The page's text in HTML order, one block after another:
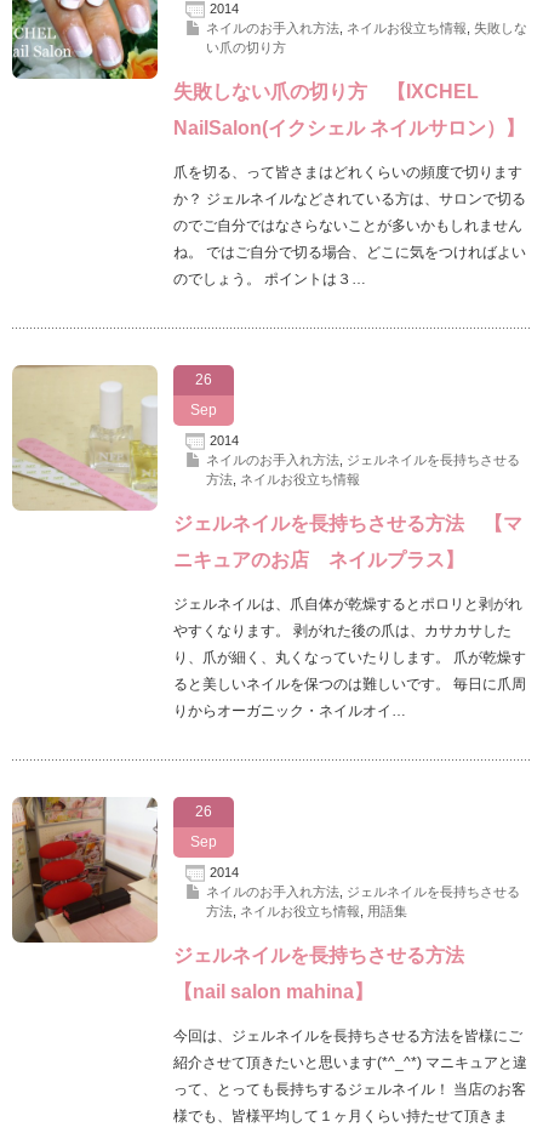
2014
ネイルのお手入れ方法, ネイルお役立ち情報
失敗しな
い爪の切り方
失敗しない爪の切り方 【IXCHEL
NailSalon(イクシェル ネイルサロン）】
爪を切る、って皆さまはどれくらいの頻度で切ります
か？ ジェルネイルなどされている方は、サロンで切る
のでご自分ではなさらないことが多いかもしれません
ね。 ではご自分で切る場合、どこに気をつければよい
のでしょう。 ポイントは３…
26
Sep
2014
ネイルのお手入れ方法, ジェルネイルを長持ちさせる
方法, ネイルお役立ち情報
ジェルネイルを長持ちさせる方法 【マ
ニキュアのお店 ネイルプラス】
ジェルネイルは、爪自体が乾燥するとポロリと剥がれ
やすくなります。 剥がれた後の爪は、カサカサした
り、爪が細く、丸くなっていたりします。 爪が乾燥す
ると美しいネイルを保つのは難しいです。 毎日に爪周
りからオーガニック・ネイルオイ…
26
Sep
2014
ネイルのお手入れ方法, ジェルネイルを長持ちさせる
方法, ネイルお役立ち情報 用語集
ジェルネイルを長持ちさせる方法
【nail salon mahina】
今回は、ジェルネイルを長持ちさせる方法を皆様にご
紹介させて頂きたいと思います(*^_^*) マニキュアと違
って、とっても長持ちするジェルネイル！ 当店のお客
様でも、皆様平均して１ヶ月くらい持たせて頂きま